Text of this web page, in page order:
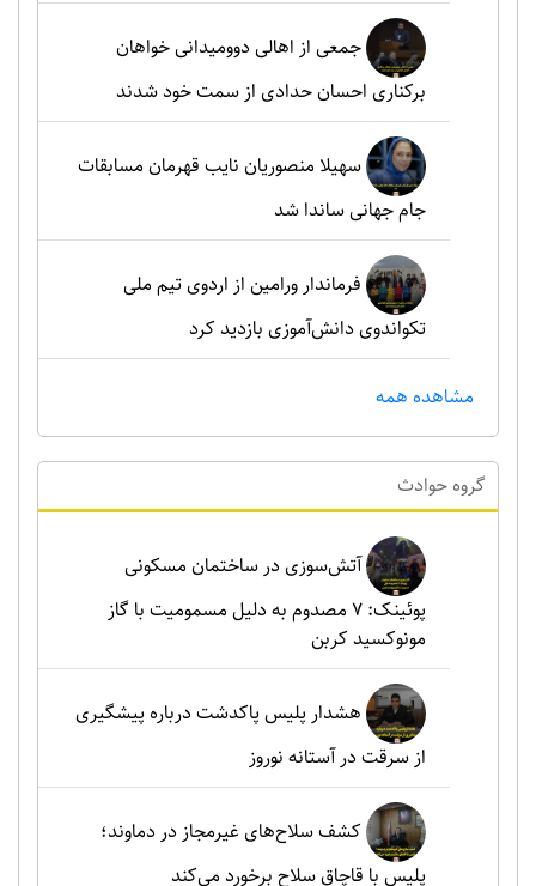
جمعی از اهالی دوومیدانی خواهان
برکناری احسان حدادی از سمت خود شدند
سهیلا منصوریان نایب قهرمان مسابقات
جام جهانی ساندا شد
فرماندار ورامین از اردوی تیم ملی
تکواندوی دانش‌آموزی بازدید کرد
مشاهده همه
گروه حوادث
آتش‌سوزی در ساختمان مسکونی
پوئینک: 7 مصدوم به دلیل مسمومیت با گاز
مونوکسید کربن
هشدار پلیس پاکدشت درباره پیشگیری
از سرقت در آستانه نوروز
کشف سلاح‌های غیرمجاز در دماوند؛
پلیس با قاچاق سلاح برخورد می‌کند